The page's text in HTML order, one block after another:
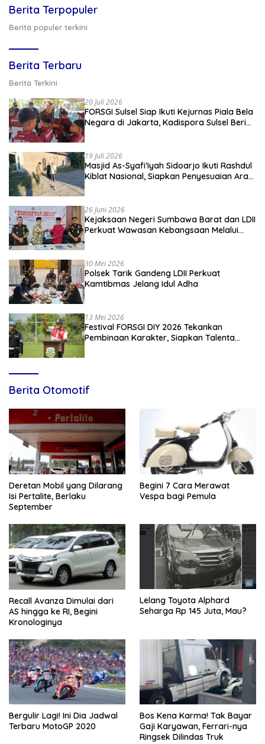
Berita Terpopuler
Berita populer terkini
Berita Terbaru
Berita Terkini
20 Juli 2026
FORSGI Sulsel Siap Ikuti Kejurnas Piala Bela
Negara di Jakarta, Kadispora Sulsel Beri
19 Juli 2026
Masjid As-Syafi’iyah Sidoarjo Ikuti Rashdul
Kiblat Nasional, Siapkan Penyesuaian Arah
26 Juni 2026
Kejaksaan Negeri Sumbawa Barat dan LDII
Perkuat Wawasan Kebangsaan Melalui
30 Mei 2026
Polsek Tarik Gandeng LDII Perkuat
Kamtibmas Jelang Idul Adha
13 Mei 2026
Festival FORSGI DIY 2026 Tekankan
Pembinaan Karakter, Siapkan Talenta
Berita Otomotif
Deretan Mobil yang Dilarang
Isi Pertalite, Berlaku
September
Begini 7 Cara Merawat
Vespa bagi Pemula
Recall Avanza Dimulai dari
AS hingga ke RI, Begini
Kronologinya
Lelang Toyota Alphard
Seharga Rp 145 Juta, Mau?
Bergulir Lagi! Ini Dia Jadwal
Terbaru MotoGP 2020
Bos Kena Karma! Tak Bayar
Gaji Karyawan, Ferrari-nya
Ringsek Dilindas Truk